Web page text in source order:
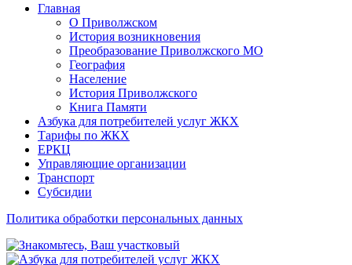
Главная
О Приволжском
История возникновения
Преобразование Приволжского МО
География
Население
История Приволжского
Книга Памяти
Азбука для потребителей услуг ЖКХ
Тарифы по ЖКХ
ЕРКЦ
Управляющие организации
Транспорт
Субсидии
Политика обработки персональных данных